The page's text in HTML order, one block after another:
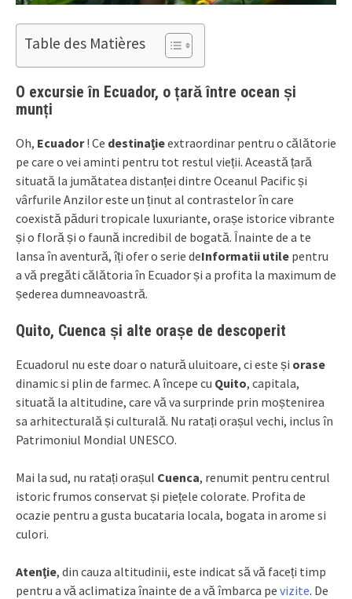
Table des Matières
O excursie în Ecuador, o țară între ocean și
munți
Oh, Ecuador! Ce destinaţieextraordinar pentru o călătorie
pe care o vei aminti pentru tot restul vieții. Această țară
situată la jumătatea distanței dintre Oceanul Pacific și
vârfurile Anzilor este un ținut al contrastelor în care
coexistă păduri tropicale luxuriante, orașe istorice vibrante
și o floră și o faună incredibil de bogată. Înainte de a te
lansa în aventură, îți ofer o serie deInformatii utile pentru
a vă pregăti călătoria în Ecuador și a profita la maximum de
șederea dumneavoastră.
Quito, Cuenca și alte orașe de descoperit
Ecuadorul nu este doar o natură uluitoare, ci este și orase
dinamic si plin de farmec. A începe cu Quito, capitala,
situată la altitudine, care vă va surprinde prin moștenirea
sa arhitecturală și culturală. Nu ratați orașul vechi, inclus în
Patrimoniul Mondial UNESCO.
Mai la sud, nu ratați orașul Cuenca, renumit pentru centrul
istoric frumos conservat și piețele colorate. Profita de
ocazie pentru a gusta bucataria locala, bogata in arome si
culori.
Atenţie, din cauza altitudinii, este indicat să vă faceți timp
pentru a vă aclimatiza înainte de a vă îmbarca pe vizite. De